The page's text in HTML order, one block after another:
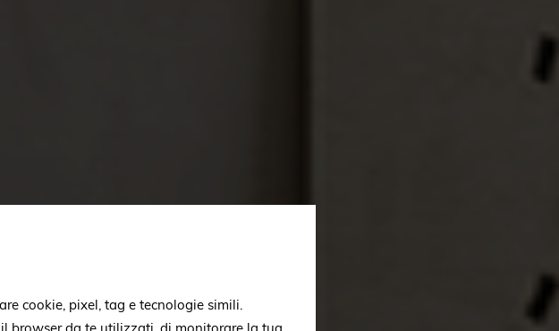
cookie, pixel, tag e tecnologie simili.